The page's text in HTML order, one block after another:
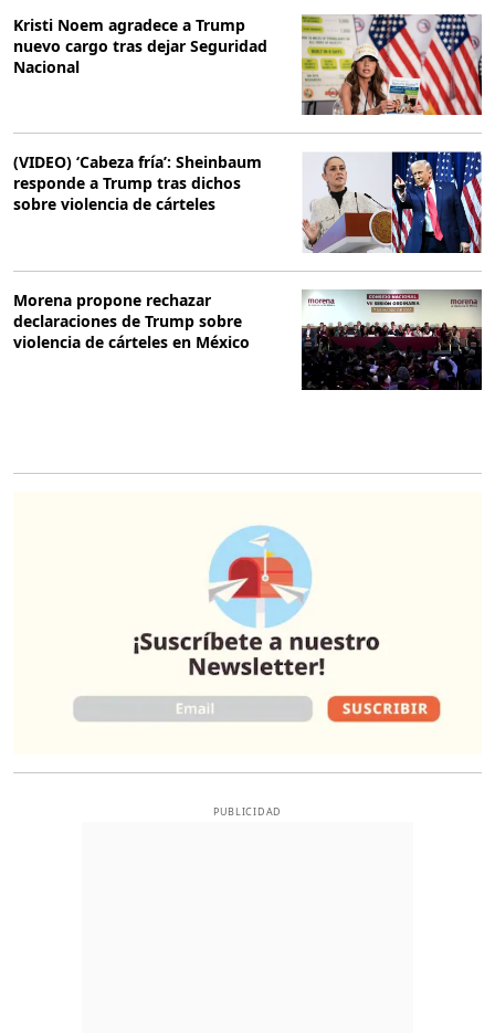
Kristi Noem agradece a Trump
nuevo cargo tras dejar Seguridad
Nacional
(VIDEO) ‘Cabeza fría’: Sheinbaum
responde a Trump tras dichos
sobre violencia de cárteles
Morena propone rechazar
declaraciones de Trump sobre
violencia de cárteles en México
PUBLICIDAD